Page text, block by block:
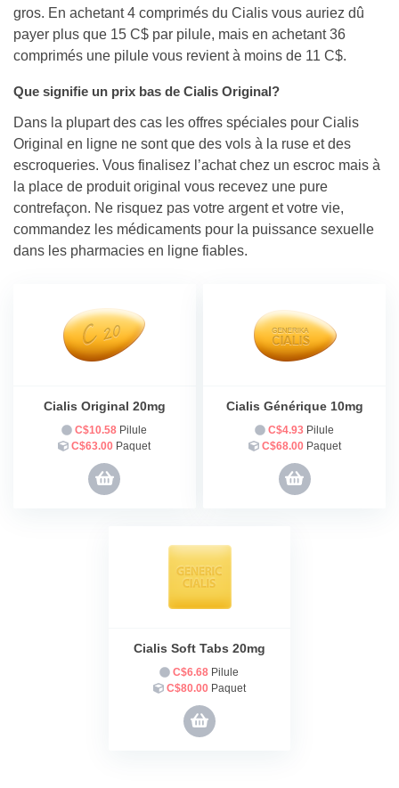
gros. En achetant 4 comprimés du Cialis vous auriez dû
payer plus que 15 C$ par pilule, mais en achetant 36
comprimés une pilule vous revient à moins de 11 C$.
Que signifie un prix bas de Cialis Original?
Dans la plupart des cas les offres spéciales pour Cialis
Original en ligne ne sont que des vols à la ruse et des
escroqueries. Vous finalisez l’achat chez un escroc mais à
la place de produit original vous recevez une pure
contrefaçon. Ne risquez pas votre argent et votre vie,
commandez les médicaments pour la puissance sexuelle
dans les pharmacies en ligne fiables.
Cialis Original 20mg
C$10.58 Pilule
C$63.00 Paquet
Commander
Cialis Générique 10mg
C$4.93 Pilule
C$68.00Paquet
Commander
Cialis Soft Tabs 20mg
C$6.68 Pilule
C$80.00Paquet
Commander